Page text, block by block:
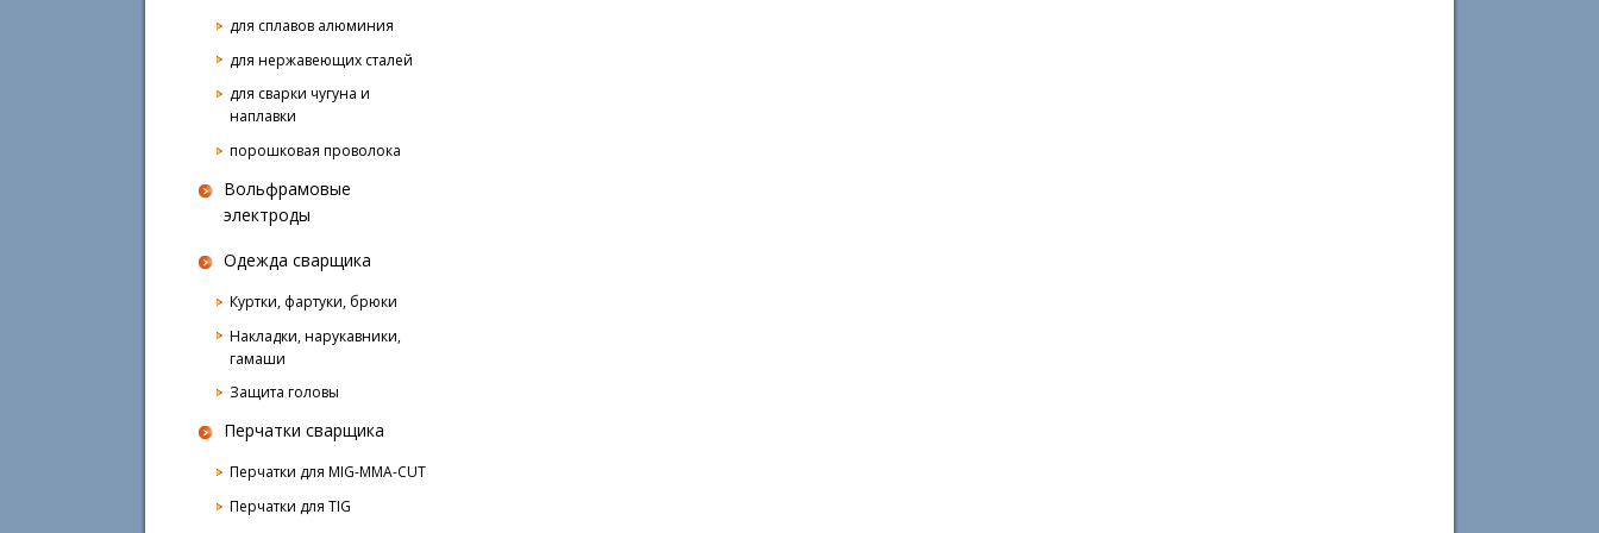
для сплавов алюминия
для нержавеющих сталей
для сварки чугуна и
наплавки
порошковая проволока
Вольфрамовые
электроды
Одежда сварщика
Куртки, фартуки, брюки
Накладки, нарукавники,
гамаши
Защита головы
Перчатки сварщика
Перчатки для MIG-MMA-CUT
Перчатки для TIG